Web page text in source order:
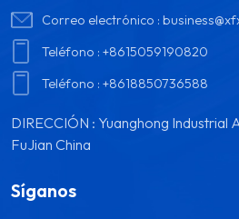
Correo electrónico :
Teléfono :+8615059190820
Teléfono :+8618850736588
DIRECCIÓN : Yuanghong Industrial
FuJian China
Síganos